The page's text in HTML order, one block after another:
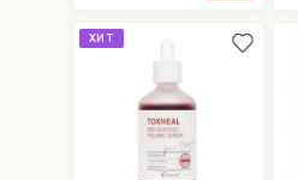
ХИТ